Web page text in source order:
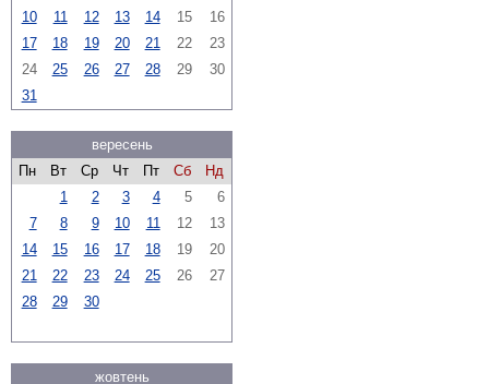
10
11 12 13 14 15
16
17
18 19 20 21 22
23
24
25 26 27 28 29
30
31
вересень
Пн
Вт Ср Чт Пт Сб
Нд
1
2 3 4 5
6
7
8 9 10 11 12
13
14
15 16 17 18 19
20
21
22 23 24 25 26
27
28
29 30
жовтень